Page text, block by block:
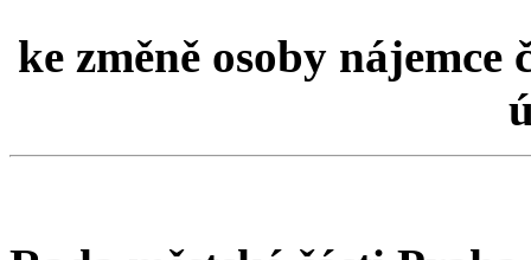
ke změně osoby